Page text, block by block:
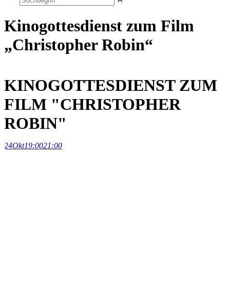
Kinogottesdienst zum Film
„Christopher Robin“
KINOGOTTESDIENST ZUM
FILM "CHRISTOPHER
ROBIN"
24Okt19:0021:00